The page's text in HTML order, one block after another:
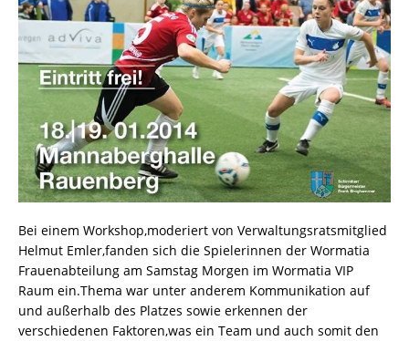
Bei einem Workshop,moderiert von Verwaltungsratsmitglied
Helmut Emler,fanden sich die Spielerinnen der Wormatia
Frauenabteilung am Samstag Morgen im Wormatia VIP
Raum ein.Thema war unter anderem Kommunikation auf
und außerhalb des Platzes sowie erkennen der
verschiedenen Faktoren,was ein Team und auch somit den